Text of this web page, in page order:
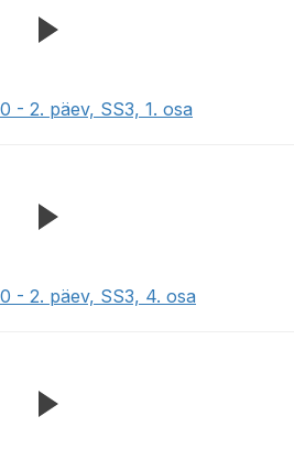
- 2. päev, SS3, 1. osa
- 2. päev, SS3, 4. osa